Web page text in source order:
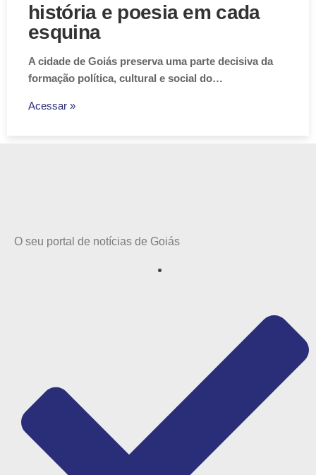
história e poesia em cada
esquina
A cidade de Goiás preserva uma parte decisiva da
formação política, cultural e social do…
Acessar »
O seu portal de notícias de Goiás